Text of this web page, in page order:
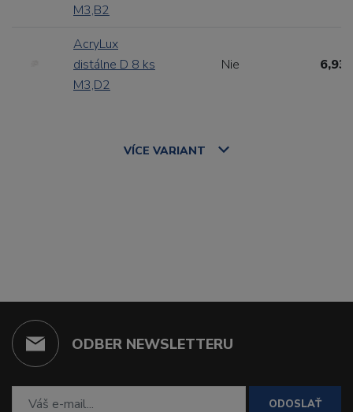
M3,B2
AcryLux
distálne D 8 ks
M3,D2
Nie 6,93
VÍCE VARIANT
ODBER NEWSLETTERU
ODOSLAŤ